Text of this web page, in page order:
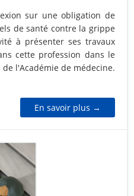
sur une obligation de
de santé contre la grippe
à présenter ses travaux
cette profession dans le
l'Académie de médecine.
En savoir plus →